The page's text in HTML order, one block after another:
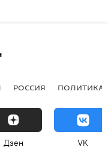
РОССИЯ ПОЛИТИКА
Дзен VK